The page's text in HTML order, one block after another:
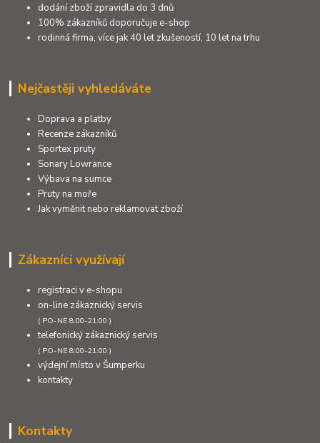
dodání zboží zpravidla do 3 dnů
100% zákazníků doporučuje e-shop
rodinná firma, více jak 40 let zkušeností, 10 let na trhu
Nejčastěji vyhledáváte
Doprava a platby
Recenze zákazníků
Sportex pruty
Sonary Lowrance
Výbava na sumce
Pruty na moře
Jak vyměnit nebo reklamovat zboží
Zákazníci využívají
registraci v e-shopu
on-line zákaznický servis
( PO-NE 8:00-21:00 )
telefonický zákaznický servis
( PO-NE 8:00-21:00 )
výdejní místo v Šumperku
kontakty
Kontakty